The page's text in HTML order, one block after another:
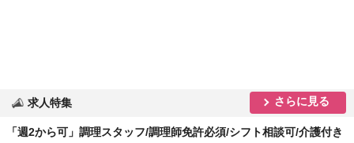
求人特集 さらに見る
「週2から可」調理スタッフ/調理師免許必須/シフト相談可/介護付き